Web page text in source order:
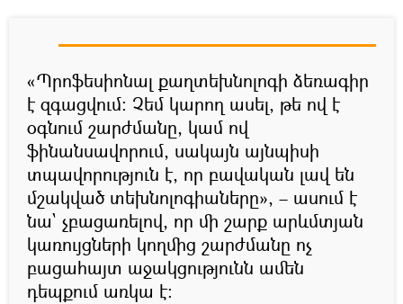
«Պրոֆեսիոնալ քաղտեխնոլոգի ձեռագիր
է զգացվում։ Չեմ կարող ասել, թե ով է
օգնում շարժմանը, կամ ով
ֆինանսավորում, սակայն այնպիսի
տպավորություն է, որ բավական լավ են
մշակված տեխնոլոգիաները», – ասում է
նա` չբացառելով, որ մի շարք արևմտյան
կառույցների կողմից շարժմանը ոչ
բացահայտ աջակցությունն ամեն
դեպքում առկա է։